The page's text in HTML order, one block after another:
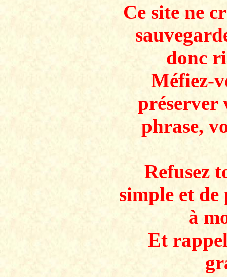
Ce site ne
donc
Méfiez-
préserver
phrase,
Refusez
simple et
à
Et